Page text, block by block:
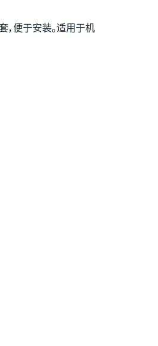
，便于安装。适用于机